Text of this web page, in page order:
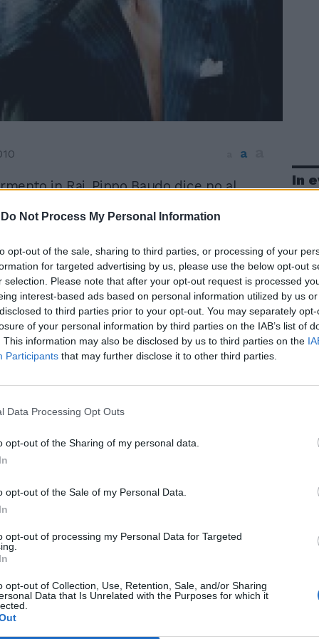
Do Not Process My Personal Information
opt-out of the sale, sharing to third parties, or processing of your
for targeted advertising by us, please use the below opt-out
selection. Please note that after your opt-out request is processed
interest-based ads based on personal information utilized by us
to third parties prior to your opt-out. You may separately
of your personal information by third parties on the IAB’s list of
This information may also be disclosed by us to third parties on the
Participants that may further disclose it to other third parties.
Data Processing Opt Outs
opt-out of the Sharing of my personal data.
opt-out of the Sale of my Personal Data.
opt-out of processing my Personal Data for Targeted
opt-out of Collection, Use, Retention, Sale, and/or Sharing
Data that Is Unrelated with the Purposes for which it
a
in Rai. Pippo Baudo dice no al
anni della kermesse (16-20 febbraio).
e volto Rai per eccellenza, in viale
ora cercando di recuperare la
convincerlo a tornare sui suoi passi.
invitato a salire sul palco al fianco
nella serata finale, sia con Maurizio
da solo. Ma ha detto no senza dare
Ad influire su questa decisione forse la
Costanzo che, secondo indiscrezioni,
mese su Raidue, in autunno potrebbe
partecipazione di Andrea Bocelli.
ci sarà Michelle Obama: «L'avrei voluta
ma non ce l'ho fatta», ha detto la Clerici
Ferro. Sì, invece per Elisa, Miguel
probabili Biagio Antonacci e Renato
Eros Ramazzotti e Claudio Baglioni.
In
Trump, Meloni e la strategia